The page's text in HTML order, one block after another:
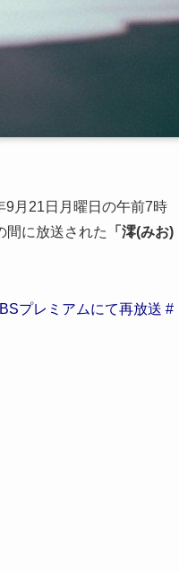
9月21日月曜日の午前7時
間に放送された
「澪(みお)
プレミアムにて再放送 #